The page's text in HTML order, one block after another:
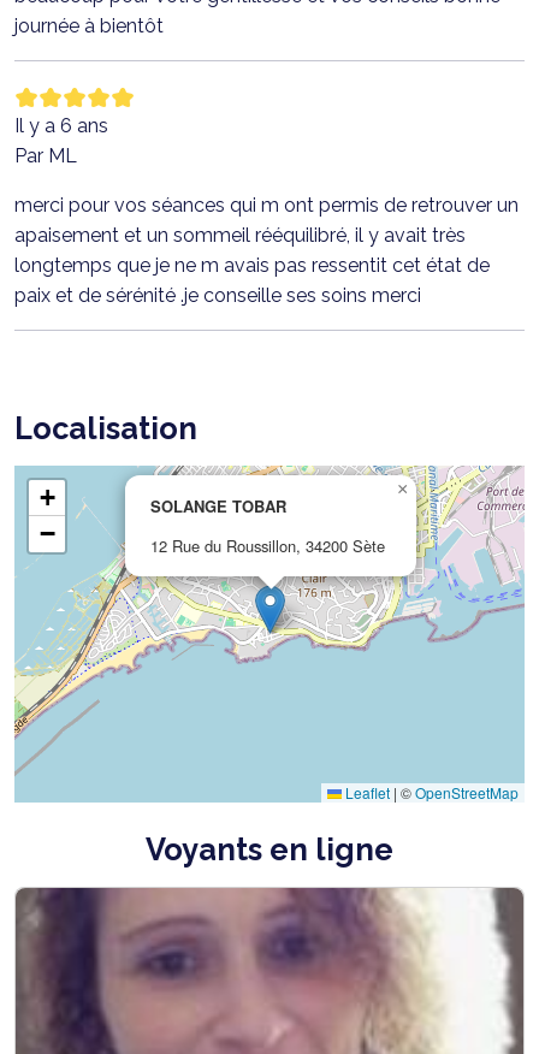
journée à bientôt
Il y a 6 ans
Par ML
merci pour vos séances qui m ont permis de retrouver un
apaisement et un sommeil rééquilibré, il y avait très
longtemps que je ne m avais pas ressentit cet état de
paix et de sérénité .je conseille ses soins merci
Localisation
SOLANGE TOBAR
12 Rue du Roussillon, 34200 Sète
×
+
−
Leaflet | ©OpenStreetMap
Voyants en ligne